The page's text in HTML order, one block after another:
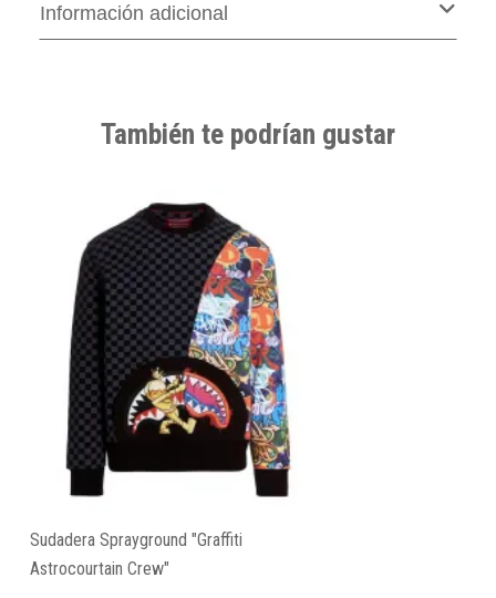
Información adicional
También te podrían gustar
Sudadera Sprayground "Graffiti
Astrocourtain Crew"